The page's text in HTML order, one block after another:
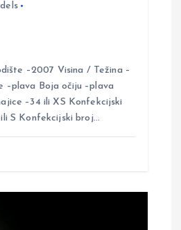
–2007 Visina / Težina –
–plava Boja očiju –plava
–34 ili XS Konfekcijski
S Konfekcijski broj…